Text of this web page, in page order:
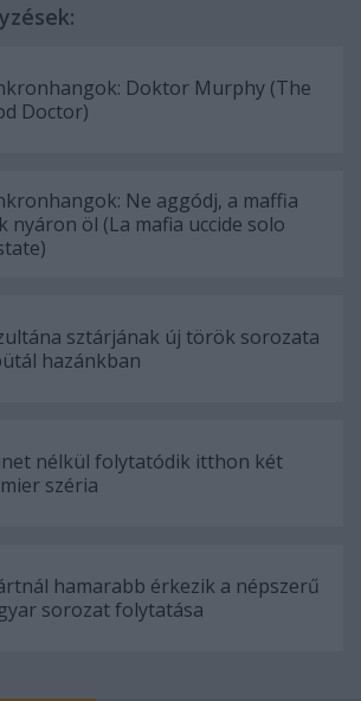
Doktor Murphy (The
Doctor)
Ne aggódj, a maffia
nyáron öl (La mafia uccide solo
sztárjának új török sorozata
hazánkban
nélkül folytatódik itthon két
széria
hamarabb érkezik a népszerű
sorozat folytatása